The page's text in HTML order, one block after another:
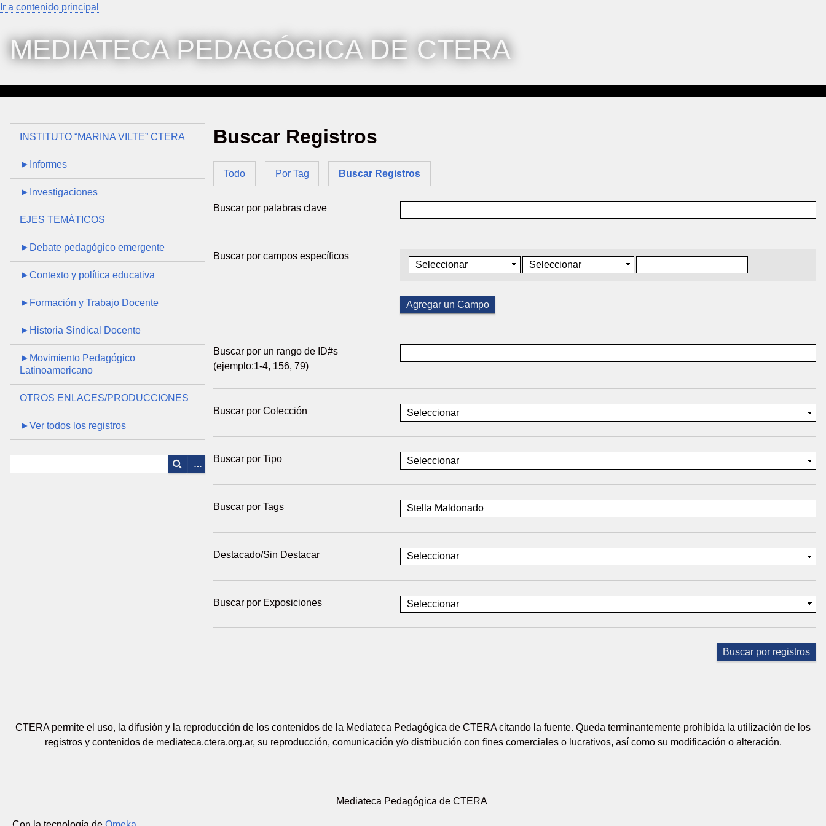
Ir a contenido principal
MEDIATECA PEDAGÓGICA DE CTERA
INSTITUTO “MARINA VILTE” CTERA
►Informes
►Investigaciones
EJES TEMÁTICOS
►Debate pedagógico emergente
►Contexto y política educativa
►Formación y Trabajo Docente
►Historia Sindical Docente
►Movimiento Pedagógico
Latinoamericano
OTROS ENLACES/PRODUCCIONES
►Ver todos los registros
Buscar Registros
Todo Por Tag Buscar Registros
Buscar por palabras clave
Buscar por campos específicos
Agregar un Campo
Buscar por un rango de ID#s
(ejemplo:1-4, 156, 79)
Buscar por Colección
Buscar por Tipo
Buscar por Tags
Destacado/Sin Destacar
Buscar por Exposiciones
CTERA permite el uso, la difusión y la reproducción de los contenidos de la Mediateca Pedagógica de CTERA citando la fuente. Queda terminantemente prohibida la utilización de los
registros y contenidos de mediateca.ctera.org.ar, su reproducción, comunicación y/o distribución con fines comerciales o lucrativos, así como su modificación o alteración.
Mediateca Pedagógica de CTERA